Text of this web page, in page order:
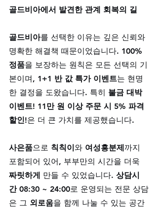
골드비아에서 발견한 관계 회복의 길
골드비아를 선택한 이유는 깊은 신뢰와
명확한 해결책 때문이었습니다. 100%
정품을 보장하는 원칙은 모든 선택의 기
본이며, 1+1 반 값 특가 이벤트는 현명
한 결정을 도왔습니다. 특히 불금 대박
이벤트! 11만 원 이상 주문 시 5% 파격
할인!은 더 큰 가치를 제공했습니다.
사은품으로 칙칙이와 여성흥분제까지
포함되어 있어, 부부만의 시간을 더욱
짜릿하게 만들 수 있었습니다. 상담시
간 08:30 ~ 24:00로 운영되는 전문 상담
은 그 외로움을 함께 나눌 수 있는 공간